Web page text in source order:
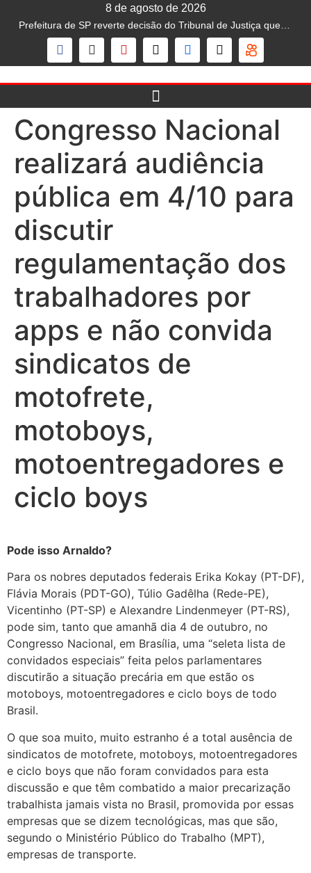
8 de agosto de 2026
Congresso Nacional
realizará audiência
pública em 4/10 para
discutir
regulamentação dos
trabalhadores por
apps e não convida
sindicatos de
motofrete,
motoboys,
motoentregadores e
ciclo boys
Pode isso Arnaldo?
Para os nobres deputados federais Erika Kokay (PT-DF),
Flávia Morais (PDT-GO), Túlio Gadêlha (Rede-PE),
Vicentinho (PT-SP) e Alexandre Lindenmeyer (PT-RS),
pode sim, tanto que amanhã dia 4 de outubro, no
Congresso Nacional, em Brasília, uma “seleta lista de
convidados especiais” feita pelos parlamentares
discutirão a situação precária em que estão os
motoboys, motoentregadores e ciclo boys de todo
Brasil.
O que soa muito, muito estranho é a total ausência de
sindicatos de motofrete, motoboys, motoentregadores
e ciclo boys que não foram convidados para esta
discussão e que têm combatido a maior precarização
trabalhista jamais vista no Brasil, promovida por essas
empresas que se dizem tecnológicas, mas que são,
segundo o Ministério Público do Trabalho (MPT),
empresas de transporte.